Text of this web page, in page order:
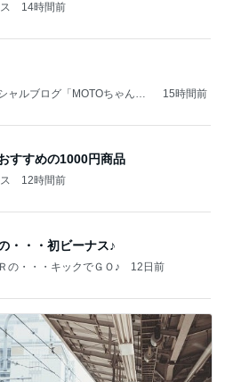
14時間前
ャルブログ「MOTOちゃんと
15時間前
すすめの1000円商品
12時間前
・・・初ビーナス♪
の・・・キックでＧＯ♪ 12日前